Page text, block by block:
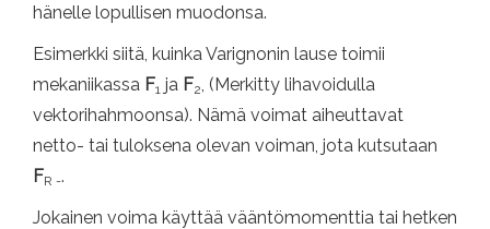
hänelle lopullisen muodonsa.
Esimerkki siitä, kuinka Varignonin lause toimii
mekaniikassa F1 ja F2
, (Merkitty lihavoidulla
vektorihahmoonsa). Nämä voimat aiheuttavat
netto- tai tuloksena olevan voiman, jota kutsutaan
FR -.
Jokainen voima käyttää vääntömomenttia tai hetken